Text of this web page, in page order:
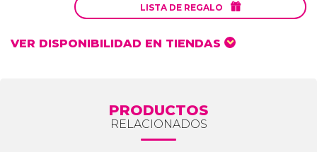
LISTA DE REGALO 
VER DISPONIBILIDAD EN TIENDAS
PRODUCTOS
RELACIONADOS